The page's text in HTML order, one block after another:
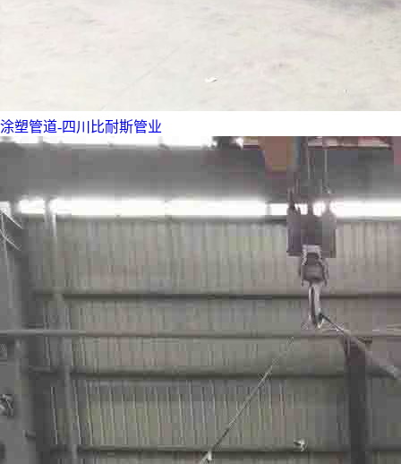
涂塑管道-四川比耐斯管业